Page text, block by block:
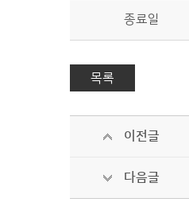
종료일
목록
이전글
다음글